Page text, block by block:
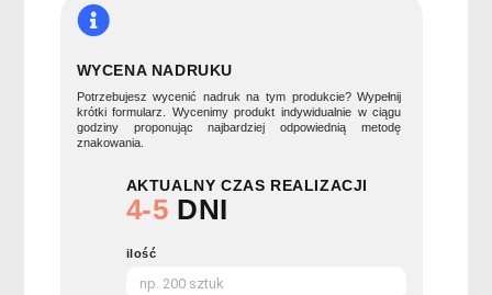
SUMA
WYCENA NADRUKU
Potrzebujesz wycenić nadruk na tym produkcie? Wypełnij
krótki formularz. Wycenimy produkt indywidualnie w ciągu
godziny proponując najbardziej odpowiednią metodę
znakowania.
AKTUALNY CZAS REALIZACJI
4-5 DNI
ilość